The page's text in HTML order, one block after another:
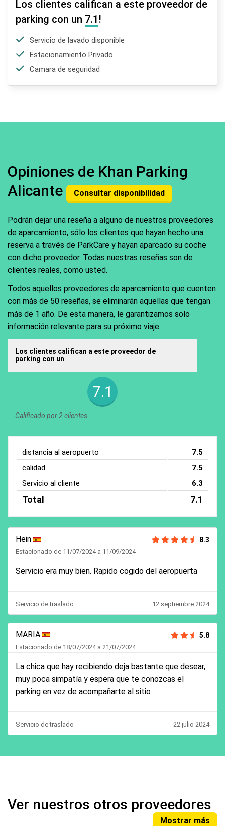
Los clientes califican a este proveedor de
parking con un 7.1 !
Servicio de lavado disponible
Estacionamiento Privado
Camara de seguridad
Opiniones de Khan Parking
Alicante
Consultar disponibilidad
Podrán dejar una reseña a alguno de nuestros proveedores
de aparcamiento, sólo los clientes que hayan hecho una
reserva a través de ParkCare y hayan aparcado su coche
con dicho proveedor. Todas nuestras reseñas son de
clientes reales, como usted.
Todos aquellos proveedores de aparcamiento que cuenten
con más de 50 reseñas, se eliminarán aquellas que tengan
más de 1 año. De esta manera, le garantizamos solo
información relevante para su próximo viaje.
Los clientes califican a este proveedor de
parking con un
7.1
Calificado por 2 clientes
distancia al aeropuerto
7.5
calidad
7.5
Servicio al cliente
6.3
Total 7.1
Hein 8.3
Estacionado de 11/07/2024 a 11/09/2024
Servicio era muy bien. Rapido cogido del aeropuerta
Servicio de traslado 12 septiembre 2024
MARIA 5.8
Estacionado de 18/07/2024 a 21/07/2024
La chica que hay recibiendo deja bastante que desear,
muy poca simpatía y espera que te conozcas el
parking en vez de acompañarte al sitio
Servicio de traslado 22 julio 2024
Ver nuestros otros proveedores
Mostrar más